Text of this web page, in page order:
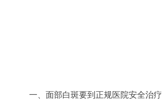
一、面部白斑要到正规医院安全治疗